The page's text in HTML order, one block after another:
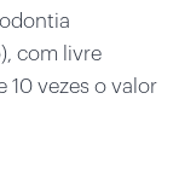
com livre
10 vezes o valor